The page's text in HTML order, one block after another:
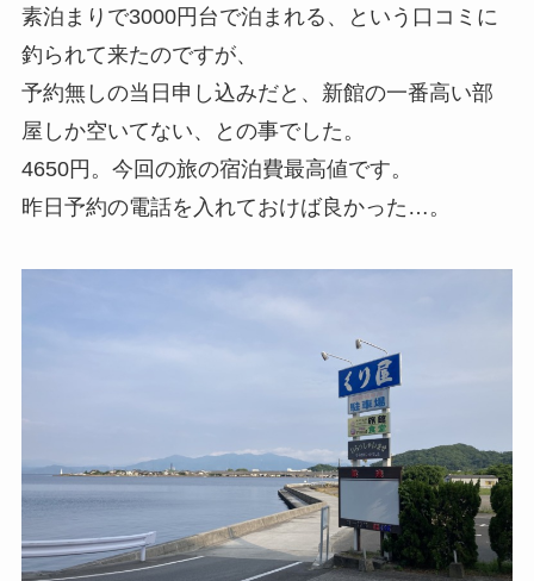
素泊まりで3000円台で泊まれる、という口コミに
釣られて来たのですが、
予約無しの当日申し込みだと、新館の一番高い部
屋しか空いてない、との事でした。
4650円。今回の旅の宿泊費最高値です。
昨日予約の電話を入れておけば良かった…。